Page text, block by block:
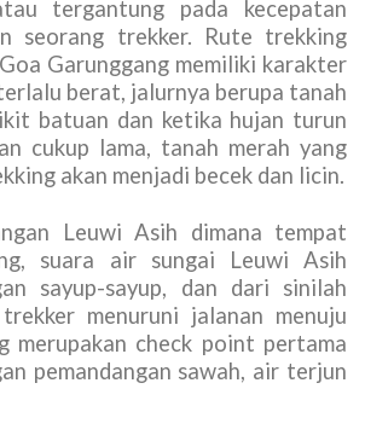
tergantung pada kecepatan
seorang trekker. Rute trekking
Garunggang memiliki karakter
berat, jalurnya berupa tanah
batuan dan ketika hujan turun
cukup lama, tanah merah yang
akan menjadi becek dan licin.
Leuwi Asih dimana tempat
suara air sungai Leuwi Asih
sayup-sayup, dan dari sinilah
menuruni jalanan menuju
merupakan check point pertama
pemandangan sawah, air terjun